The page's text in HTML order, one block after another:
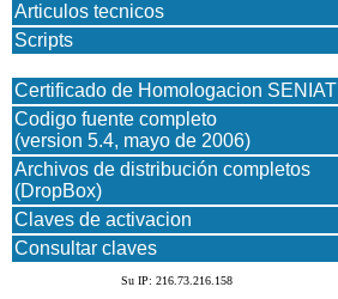
Articulos tecnicos
Scripts
Certificado de Homologacion SENIAT
Codigo fuente completo
(version 5.4, mayo de 2006)
Archivos de distribución completos
(DropBox)
Claves de activacion
Consultar claves
Su IP: 216.73.216.158